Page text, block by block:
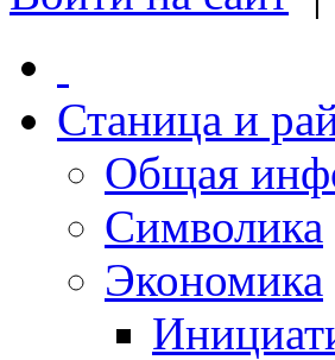
Станица и
Общая
Символика
Экономика